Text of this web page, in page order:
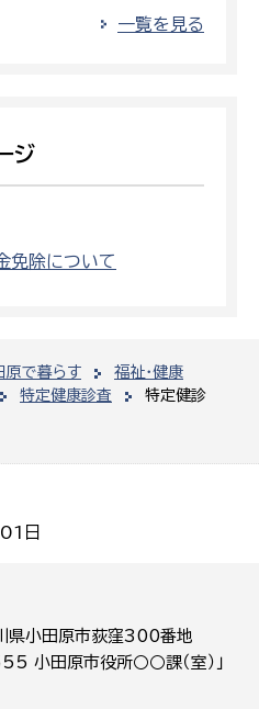
原で暮らす
福祉・健康
特定健康診査 特定健診
日
一覧を見る
ジ
免除について
小田原市荻窪300番地
小田原市役所○○課（室）」